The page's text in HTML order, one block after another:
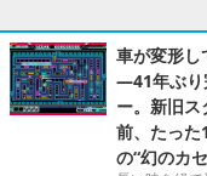
車が変形し
―41年ぶり
ー。新旧
前、たった
の“幻のカ